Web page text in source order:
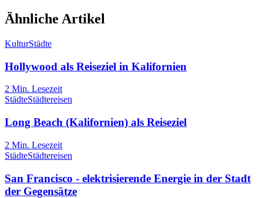
Ähnliche Artikel
KulturStädte
Hollywood als Reiseziel in Kalifornien
2 Min. Lesezeit
StädteStädtereisen
Long Beach (Kalifornien) als Reiseziel
2 Min. Lesezeit
StädteStädtereisen
San Francisco - elektrisierende Energie in der Stadt
der Gegensätze